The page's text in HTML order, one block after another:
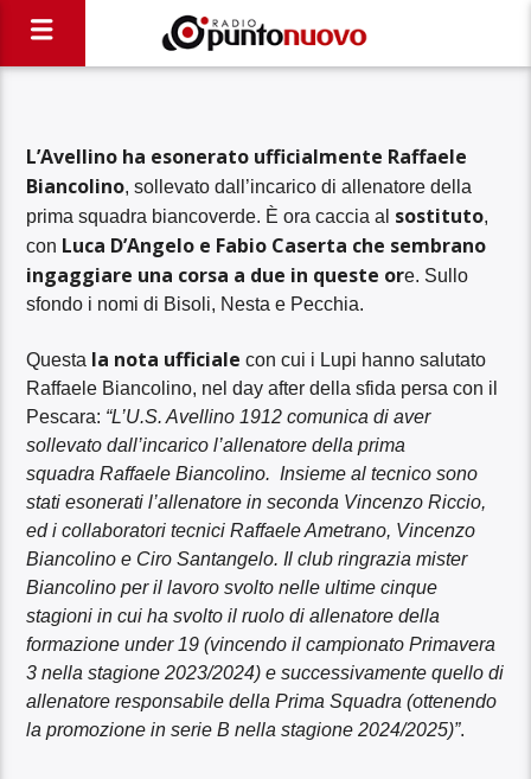
L’Avellino ha esonerato ufficialmente Raffaele
Biancolino, sollevato dall’incarico di allenatore della
prima squadra biancoverde. È ora caccia al sostituto,
con Luca D’Angelo e Fabio Caserta che sembrano
ingaggiare una corsa a due in queste ore. Sullo
sfondo i nomi di Bisoli, Nesta e Pecchia.
Questa la nota ufficiale con cui i Lupi hanno salutato
Raffaele Biancolino, nel day after della sfida persa con il
Pescara: “L’U.S. Avellino 1912 comunica di aver
sollevato dall’incarico l’allenatore della prima
squadra Raffaele Biancolino. Insieme al tecnico sono
stati esonerati l’allenatore in seconda Vincenzo Riccio,
ed i collaboratori tecnici Raffaele Ametrano, Vincenzo
Biancolino e Ciro Santangelo. Il club ringrazia mister
Biancolino per il lavoro svolto nelle ultime cinque
stagioni in cui ha svolto il ruolo di allenatore della
formazione under 19 (vincendo il campionato Primavera
3 nella stagione 2023/2024) e successivamente quello di
allenatore responsabile della Prima Squadra (ottenendo
la promozione in serie B nella stagione 2024/2025)”.